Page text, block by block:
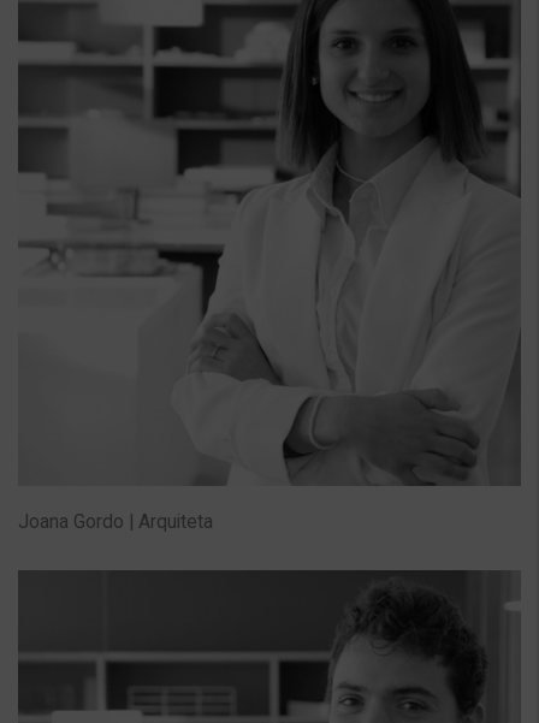
Joana Gordo | Arquiteta